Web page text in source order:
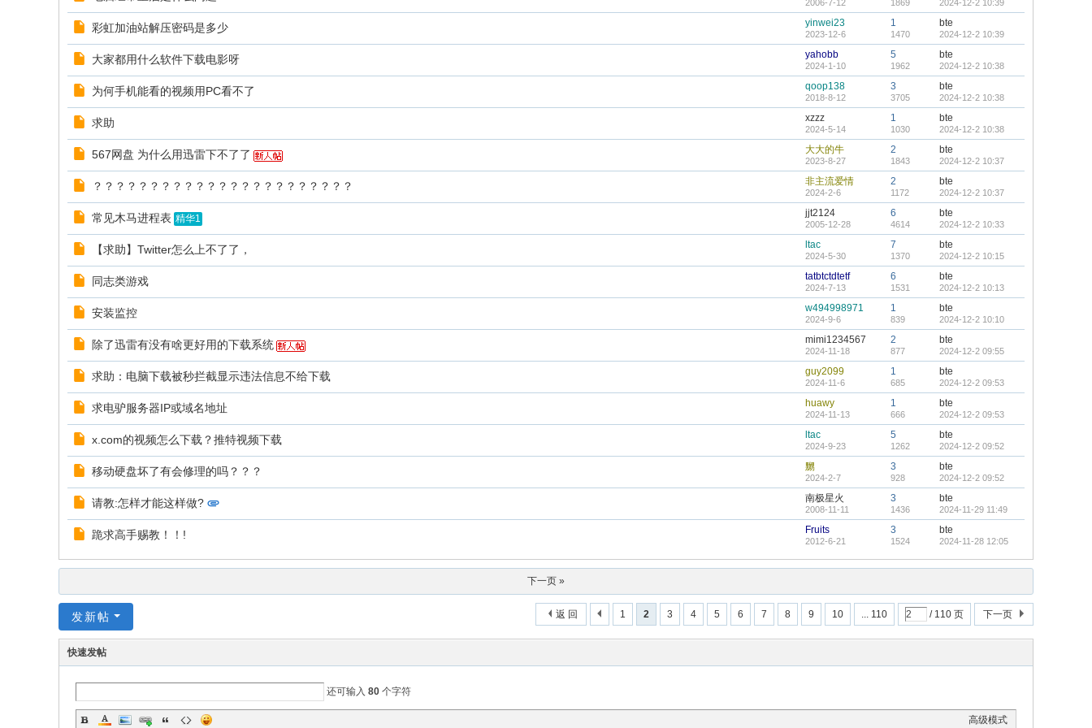
2006-7-12 1869 2024-12-2 10:39
彩虹加油站解压密码是多少 yinwei23
2023-12-6
1
1470
bte
2024-12-2 10:39
大家都用什么软件下载电影呀 yahobb
2024-1-10
5
1962
bte
2024-12-2 10:38
为何手机能看的视频用PC看不了 qoop138
2018-8-12
3
3705
bte
2024-12-2 10:38
求助 xzzz
2024-5-14
1
1030
bte
2024-12-2 10:38
567网盘 为什么用迅雷下不了了 大大的牛
2023-8-27
2
1843
bte
2024-12-2 10:37
？？？？？？？？？？？？？？？？？？？？？？？ 非主流爱情
2024-2-6
2
1172
bte
2024-12-2 10:37
常见木马进程表 精华1
jjt2124
2005-12-28
6
4614
bte
2024-12-2 10:33
【求助】Twitter怎么上不了了， ltac
2024-5-30
7
1370
bte
2024-12-2 10:15
同志类游戏 tatbtctdtetf
2024-7-13
6
1531
bte
2024-12-2 10:13
安装监控 w494998971
2024-9-6
1
839
bte
2024-12-2 10:10
除了迅雷有没有啥更好用的下载系统 mimi1234567
2024-11-18
2
877
bte
2024-12-2 09:55
求助：电脑下载被秒拦截显示违法信息不给下载 guy2099
2024-11-6
1
685
bte
2024-12-2 09:53
求电驴服务器IP或域名地址 huawy
2024-11-13
1
666
bte
2024-12-2 09:53
x.com的视频怎么下载？推特视频下载 ltac
2024-9-23
5
1262
bte
2024-12-2 09:52
移动硬盘坏了有会修理的吗？？？ 嬲
2024-2-7
3
928
bte
2024-12-2 09:52
请教:怎样才能这样做? 南极星火
2008-11-11
3
1436
bte
2024-11-29 11:49
跪求高手赐教！！! Fruits
2012-6-21
3
1524
bte
2024-11-28 12:05
下一页 »
1 2 3 4 5 6 7 8 9 10 ... 110 / 110 页 下一页
返 回
发新帖
快速发帖
还可输入 80 个字符
高级模式